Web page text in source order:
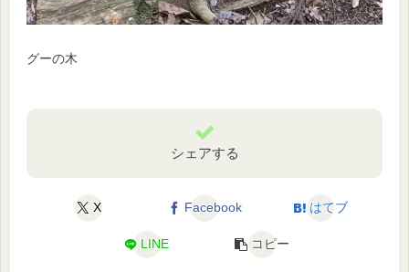
グーの木
シェアする
X Facebook はてブ
LINE コピー